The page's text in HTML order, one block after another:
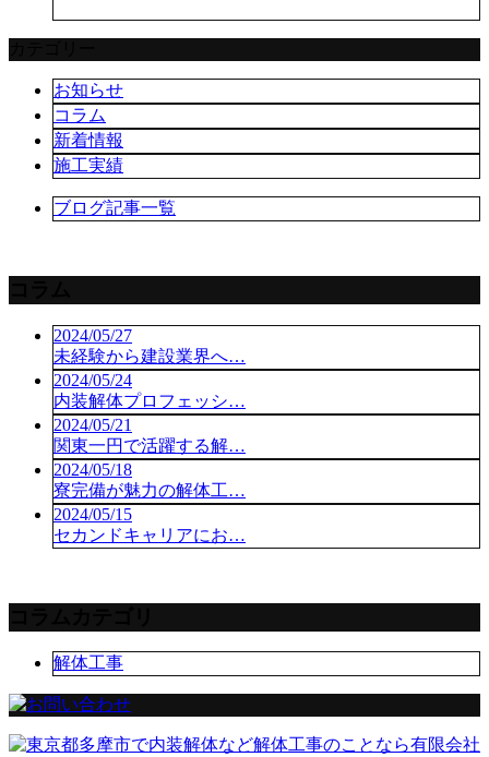
お知らせ
コラム
新着情報
施工実績
ブログ記事一覧
2024/05/27
未経験から建設業界へ…
2024/05/24
内装解体プロフェッシ…
2024/05/21
関東一円で活躍する解…
2024/05/18
寮完備が魅力の解体工…
2024/05/15
セカンドキャリアにお…
解体工事